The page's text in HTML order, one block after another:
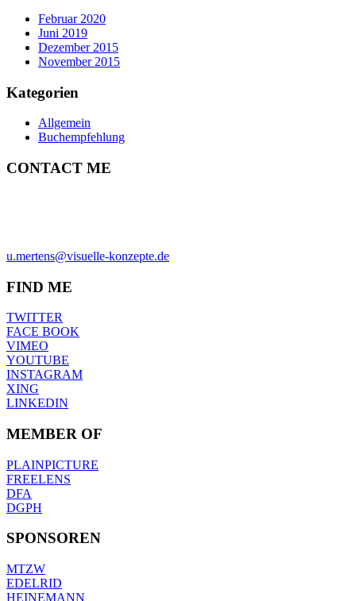
Februar 2020
Juni 2019
Dezember 2015
November 2015
Kategorien
Allgemein
Buchempfehlung
CONTACT ME
u.mertens@visuelle-konzepte.de
FIND ME
TWITTER
FACE BOOK
VIMEO
YOUTUBE
INSTAGRAM
XING
LINKEDIN
MEMBER OF
PLAINPICTURE
FREELENS
DFA
DGPH
SPONSOREN
MTZW
EDELRID
HEINEMANN